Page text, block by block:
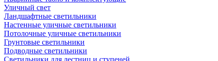
Уличный свет
Ландшафтные светильники
Настенные уличные светильники
Потолочные уличные светильники
Грунтовые светильники
Подводные светильники
Светильники для лестниц и ступеней